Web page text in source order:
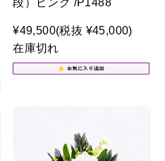
段）ピンク /P1488
¥49,500(税抜 ¥45,000)
在庫切れ